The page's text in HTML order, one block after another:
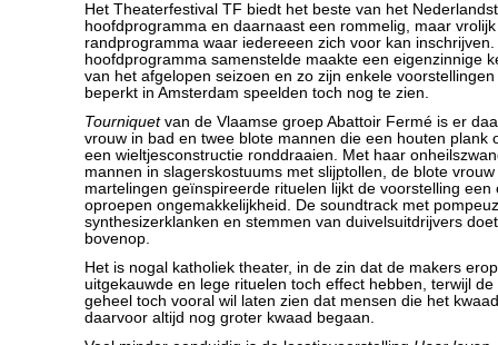
Het Theaterfestival TF biedt het beste van het
hoofdprogramma en daarnaast een rommelig, maar
randprogramma waar iedereeen zich voor kan
hoofdprogramma samenstelde maakte een eigenzinnige
van het afgelopen seizoen en zo zijn enkele
beperkt in Amsterdam speelden toch nog te zien.
Tourniquetvan de Vlaamse groep Abattoir Fermé is er
vrouw in bad en twee blote mannen die een houten plank
een wieltjesconstructie ronddraaien. Met haar
mannen in slagerskostuums met slijptollen, de blote
martelingen geïnspireerde rituelen lijkt de voorstelling een
oproepen ongemakkelijkheid. De soundtrack met
synthesizerklanken en stemmen van duivelsuitdrijvers
bovenop.
Het is nogal katholiek theater, in de zin dat de makers
uitgekauwde en lege rituelen toch effect hebben, terwijl
geheel toch vooral wil laten zien dat mensen die het
daarvoor altijd nog groter kwaad begaan.